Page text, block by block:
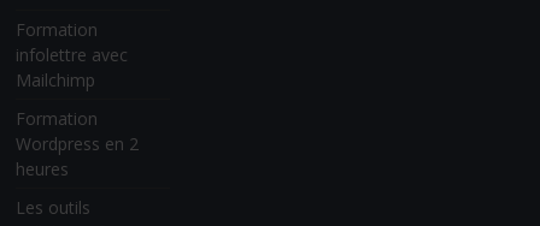
Formation
infolettre avec
Mailchimp
Formation
Wordpress en 2
heures
Les outils